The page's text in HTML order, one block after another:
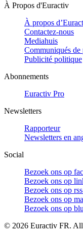
À Propos d'Euractiv
À propos
Contactez-nous
Mediahuis
Communiqués de
Publicité politique
Abonnements
Euractiv Pro
Newsletters
Rapporteur
Newsletters en
Social
Bezoek ons op
Bezoek ons op
Bezoek ons op
Bezoek ons op
Bezoek ons op
© 2026 Euractiv FR.